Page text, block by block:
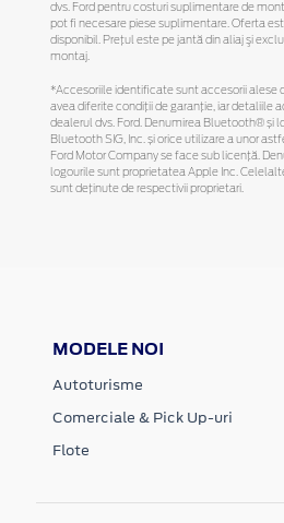
dvs. Ford pentru costuri suplimentare de
pot fi necesare piese suplimentare. Oferta
disponibil. Preţul este pe jantă din aliaj şi
montaj.
*Accesoriile identificate sunt accesorii alese
avea diferite condiții de garanție, iar detaliile
dealerul dvs. Ford. Denumirea Bluetooth® și
Bluetooth SIG, Inc. și orice utilizare a unor
Ford Motor Company se face sub licență.
logourile sunt proprietatea Apple Inc.
sunt deținute de respectivii proprietari.
MODELE NOI
Autoturisme
Comerciale & Pick Up-uri
Flote